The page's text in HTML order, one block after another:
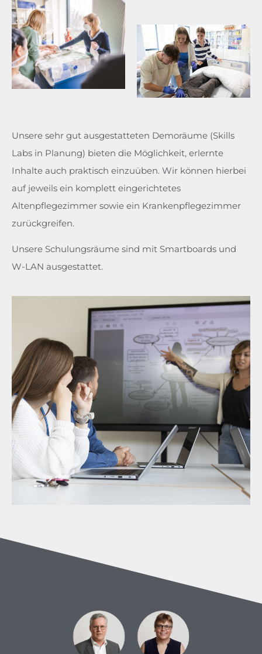
Unsere sehr gut ausgestatteten Demoräume (Skills
Labs in Planung) bieten die Möglichkeit, erlernte
Inhalte auch praktisch einzuüben. Wir können hierbei
auf jeweils ein komplett eingerichtetes
Altenpflegezimmer sowie ein Krankenpflegezimmer
zurückgreifen.
Unsere Schulungsräume sind mit Smartboards und
W-LAN ausgestattet.